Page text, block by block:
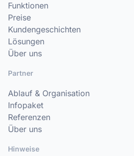
Funktionen
Preise
Kundengeschichten
Lösungen
Über uns
Partner
Ablauf & Organisation
Infopaket
Referenzen
Über uns
Hinweise